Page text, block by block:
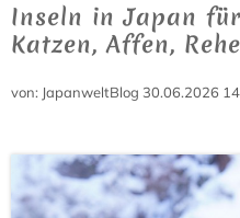
Inseln in Japan
Katzen, Affen,
von: JapanweltBlog 30.06.2026